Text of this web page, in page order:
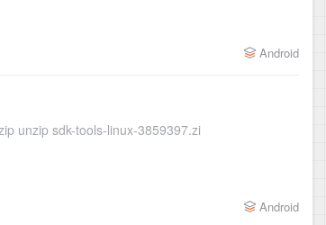
Android
0x01 下载sdktools cd /opt mkdir androidSdk wget https://dl.google.com/android/repository/sdk-tools-linux-3859397.zip unzip sdk-tools-linux-3859397.zi
Android